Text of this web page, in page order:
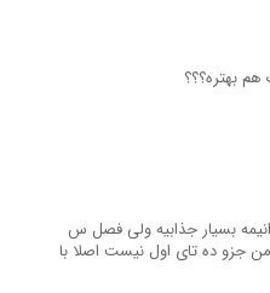
بهتره؟؟؟
بسیار جذابیه ولی فصل س
من جزو ده تای اول نیست اصلا با